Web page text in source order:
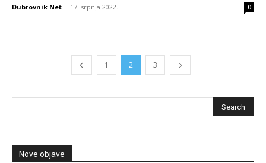
Dubrovnik Net - 17. srpnja 2022. 0
1 2 3
Nove objave